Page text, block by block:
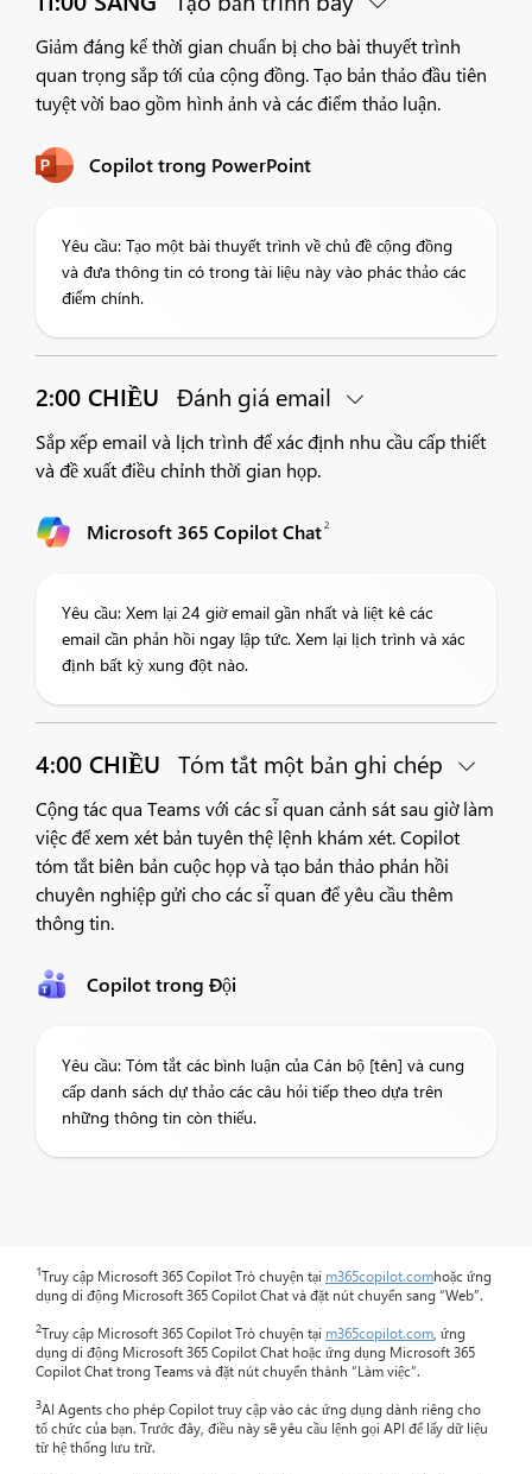
Giảm đáng kể thời gian chuẩn bị cho bài thuyết trình
quan trọng sắp tới của cộng đồng. Tạo bản thảo đầu tiên
tuyệt vời bao gồm hình ảnh và các điểm thảo luận.
Copilot trong PowerPoint
Yêu cầu: Tạo một bài thuyết trình về chủ đề cộng đồng
và đưa thông tin có trong tài liệu này vào phác thảo các
điểm chính.
2:00 CHIỀU Đánh giá email
Sắp xếp email và lịch trình để xác định nhu cầu cấp thiết
và đề xuất điều chỉnh thời gian họp.
Microsoft 365 Copilot Chat2
Yêu cầu: Xem lại 24 giờ email gần nhất và liệt kê các
email cần phản hồi ngay lập tức. Xem lại lịch trình và xác
định bất kỳ xung đột nào.
4:00 CHIỀU Tóm tắt một bản ghi chép
Cộng tác qua Teams với các sĩ quan cảnh sát sau giờ làm
việc để xem xét bản tuyên thệ lệnh khám xét. Copilot
tóm tắt biên bản cuộc họp và tạo bản thảo phản hồi
chuyên nghiệp gửi cho các sĩ quan để yêu cầu thêm
thông tin.
Copilot trong Đội
Yêu cầu: Tóm tắt các bình luận của Cán bộ [tên] và cung
cấp danh sách dự thảo các câu hỏi tiếp theo dựa trên
những thông tin còn thiếu.
1Truy cập Microsoft 365 Copilot Trò chuyện tại m365copilot.comhoặc ứng
dụng di động Microsoft 365 Copilot Chat và đặt nút chuyển sang “Web”.
2Truy cập Microsoft 365 Copilot Trò chuyện tại m365copilot.com , ứng
dụng di động Microsoft 365 Copilot Chat hoặc ứng dụng Microsoft 365
Copilot Chat trong Teams và đặt nút chuyển thành “Làm việc”.
3AI Agents cho phép Copilot truy cập vào các ứng dụng dành riêng cho
tổ chức của bạn. Trước đây, điều này sẽ yêu cầu lệnh gọi API để lấy dữ liệu
từ hệ thống lưu trữ.